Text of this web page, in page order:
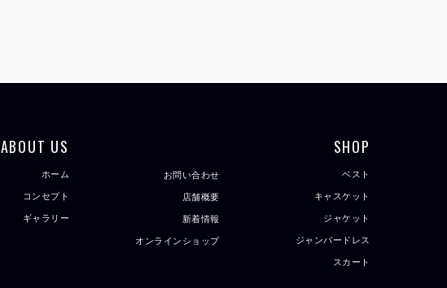
ABOUT US
ホーム
コンセプト
ギャラリー
お問い合わせ
店舗概要
新着情報
オンラインショップ
SHOP
ベスト
キャスケット
ジャケット
ジャンパードレス
スカート